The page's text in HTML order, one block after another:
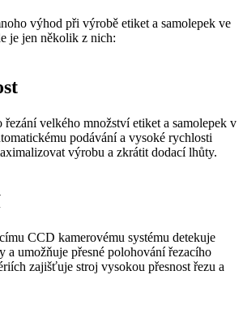
výhod při výrobě etiket a samolepek ve
je jen několik z nich:
řezání velkého množství etiket a samolepek v
podávání a vysoké rychlosti
výrobu a zkrátit dodací lhůty.
CCD kamerovému systému detekuje
a umožňuje přesné polohování řezacího
zajišťuje stroj vysokou přesnost řezu a